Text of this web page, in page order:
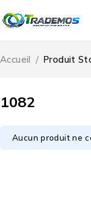
1082
Accueil / Produit
Aucun produit ne